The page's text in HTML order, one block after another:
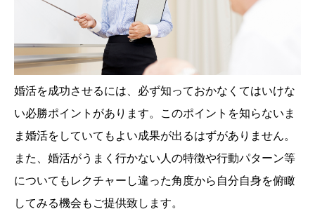
婚活を成功させるには、 必ず知っておかなくてはいけな
い必勝ポイントがあります。このポイントを知らないま
ま婚活をしていてもよい成果が出るはずがありません。
また、婚活がうまく行かない人の特徴や行動パターン等
についてもレクチャーし違った角度から自分自身を俯瞰
してみる機会もご提供致します。